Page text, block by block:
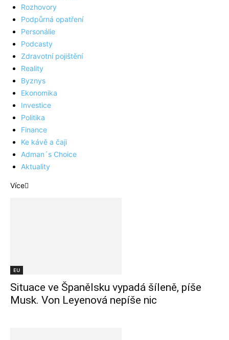
Rozhovory
Podpůrná opatření
Personálie
Podcasty
Zdravotní pojištění
Reality
Byznys
Ekonomika
Investice
Politika
Finance
Ke kávě a čaji
Adman´s Choice
Aktuality
Více
EU
Situace ve Španělsku vypadá šíleně, píše
Musk. Von Leyenová nepíše nic